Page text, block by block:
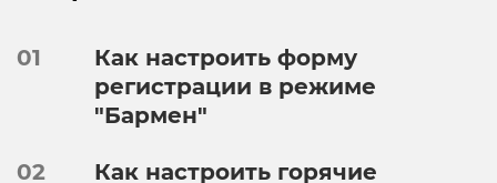
01
Как настроить форму
регистрации в режиме
"Бармен"
02
Как настроить горячие